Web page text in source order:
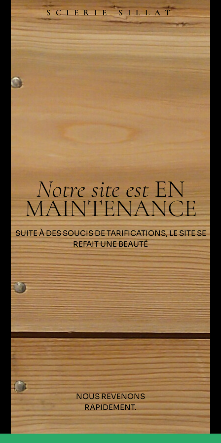
SCIERIE SILLAT
Notre site estEN
MAINTENANCE
SUITE À DES SOUCIS DE TARIFICATIONS, LE SITE SE
REFAIT UNE BEAUTÉ
NOUS REVENONS
RAPIDEMENT.